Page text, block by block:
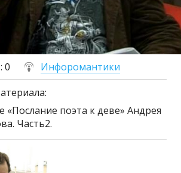
: 0
Инфоромантики
:
«Послание поэта к деве» Андрея
Часть2.